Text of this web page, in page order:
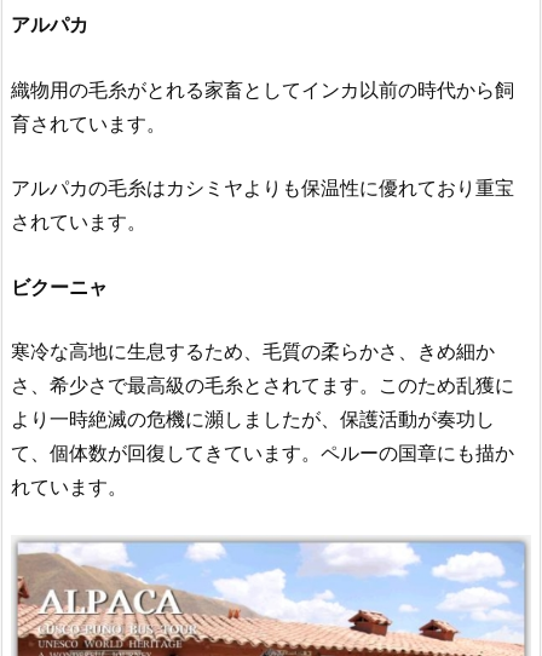
アルパカ
織物用の毛糸がとれる家畜としてインカ以前の時代から飼
育されています。
アルパカの毛糸はカシミヤよりも保温性に優れており重宝
されています。
ビクーニャ
寒冷な高地に生息するため、毛質の柔らかさ、きめ細か
さ、希少さで最高級の毛糸とされてます。このため乱獲に
より一時絶滅の危機に瀕しましたが、保護活動が奏功し
て、個体数が回復してきています。 ペルーの国章にも描か
れています。